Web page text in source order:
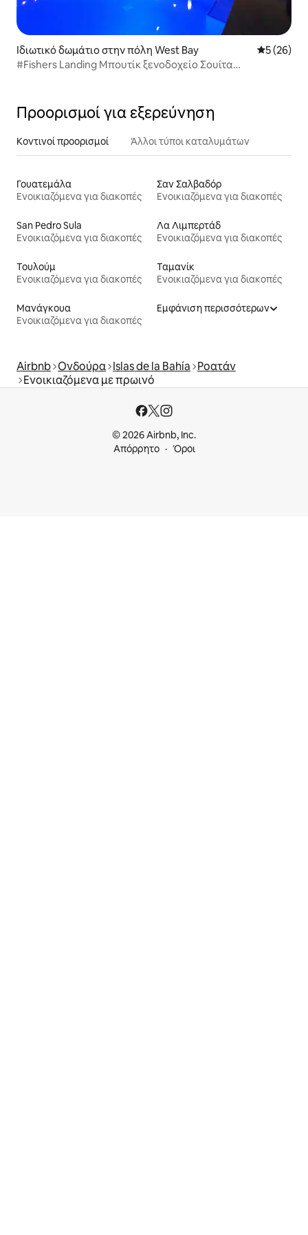
Ιδιωτικό δωμάτιο στην πόλη West Bay Μέση
5 (26)
#Fishers Landing Μπουτίκ ξενοδοχείο Σουίτα
Προορισμοί για εξερεύνηση
Κοντινοί προορισμοί Άλλοι τύποι καταλυμάτων
Γουατεμάλα
Ενοικιαζόμενα για διακοπές
Σαν Σαλβαδόρ
Ενοικιαζόμενα για διακοπές
San Pedro Sula
Ενοικιαζόμενα για διακοπές
Λα Λιμπερτάδ
Ενοικιαζόμενα για διακοπές
Τουλούμ
Ενοικιαζόμενα για διακοπές
Ταμανίκ
Ενοικιαζόμενα για διακοπές
Μανάγκουα
Ενοικιαζόμενα για διακοπές
Εμφάνιση περισσότερων
Airbnb Ονδούρα Islas de la Bahía Ροατάν
Ενοικιαζόμενα με πρωινό
© 2026 Airbnb, Inc.
Απόρρητο
Όροι